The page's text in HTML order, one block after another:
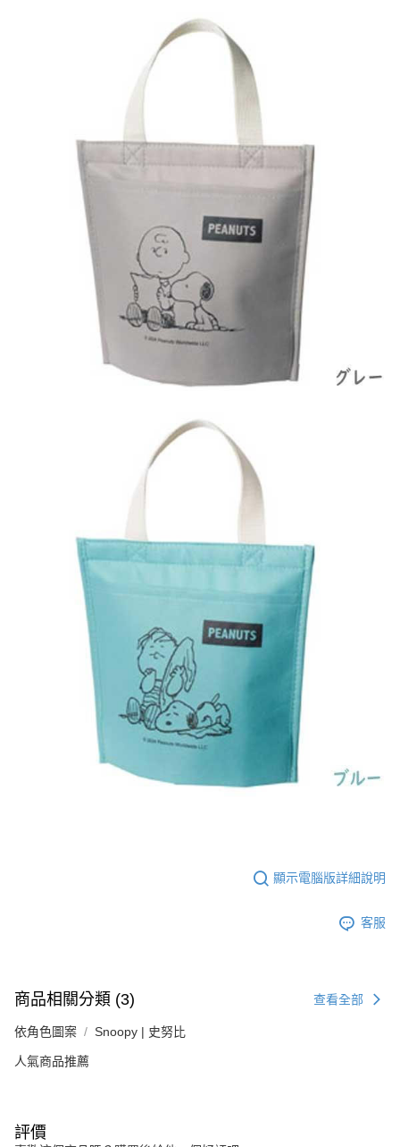
顯示電腦版詳細說明
客服
商品相關分類 (3) 查看全部
依角色圖案 Snoopy | 史努比
人氣商品推薦
評價